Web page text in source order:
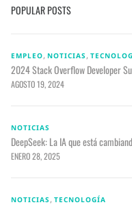
POPULAR POSTS
EMPLEO, NOTICIAS ,
2024 Stack Overflow Developer
AGOSTO 19, 2024
NOTICIAS
DeepSeek: La IA que está
ENERO 28, 2025
NOTICIAS , TECNOLOGÍA